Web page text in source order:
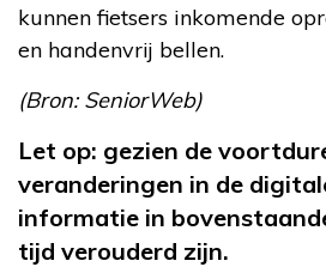
kunnen fietsers inkomende
en handenvrij bellen.
(Bron: SeniorWeb)
Let op: gezien de
veranderingen in de
informatie in
tijd verouderd zijn.